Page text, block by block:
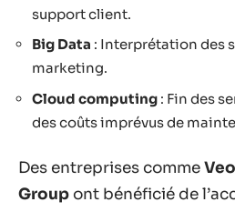
support client.
Big Data : Interprétation des
marketing.
Cloud computing : Fin des
des coûts imprévus de
Des entreprises comme
Group ont bénéficié de